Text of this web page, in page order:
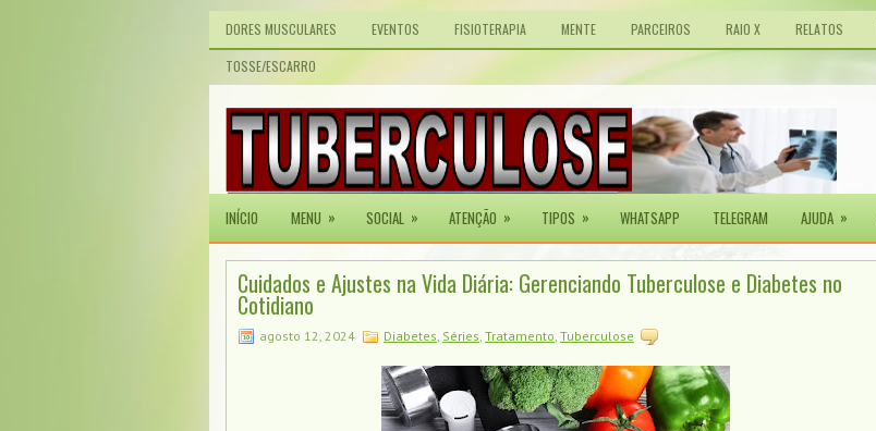
DORES MUSCULARES EVENTOS FISIOTERAPIA MENTE PARCEIROS RAIO X RELATOS
TOSSE/ESCARRO
INÍCIO MENU » SOCIAL » ATENÇÃO » TIPOS » WHATSAPP TELEGRAM AJUDA »
Cuidados e Ajustes na Vida Diária: Gerenciando Tuberculose e Diabetes no
Cotidiano
agosto 12, 2024 Diabetes, Séries, Tratamento, Tuberculose